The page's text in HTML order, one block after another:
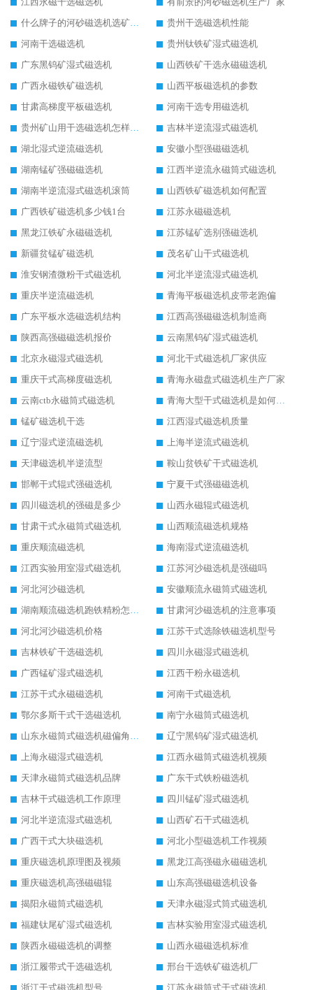
什么牌子的河砂磁选机选矿效果好
贵州干选磁选机性能
河南干选磁选机
贵州钛铁矿湿式磁选机
广东黑钨矿湿式磁选机
山西铁矿干选永磁磁选机
广西永磁铁矿磁选机
山西平板磁选机的参数
甘肃高梯度平板磁选机
河南干选专用磁选机
贵州矿山用干选磁选机怎样调磁
吉林半逆流湿式磁选机
湖北湿式逆流磁选机
安徽小型强磁磁选机
湖南锰矿强磁磁选机
江西半逆流永磁筒式磁选机
湖南半逆流湿式磁选机滚筒
山西铁矿磁选机如何配置
广西铁矿磁选机多少钱1台
江苏永磁磁选机
黑龙江铁矿永磁磁选机
江苏锰矿选别强磁选机
新疆贫锰矿磁选机
茂名矿山干式磁选机
淮安钢渣微粉干式磁选机
河北半逆流湿式磁选机
重庆半逆流磁选机
青海平板磁选机皮带老跑偏
广东平板水选磁选机结构
江西高强磁磁选机制造商
陕西高强磁磁选机报价
云南黑钨矿湿式磁选机
北京永磁湿式磁选机
河北干式磁选机厂家供应
重庆干式高梯度磁选机
青海永磁盘式磁选机生产厂家
云南ctb永磁筒式磁选机
青海大型干式磁选机是如何选矿的
锰矿磁选机干选
江西湿式磁选机质量
辽宁湿式逆流磁选机
上海半逆流式磁选机
天津磁选机半逆流型
鞍山贫铁矿干式磁选机
邯郸干式辊式强磁选机
宁夏干式强磁磁选机
四川磁选机的强磁是多少
山西永磁辊式磁选机
甘肃干式永磁筒式磁选机
山西顺流磁选机规格
重庆顺流磁选机
海南湿式逆流磁选机
江西实验用室湿式磁选机
江苏河沙磁选机是强磁吗
河北河沙磁选机
安徽顺流永磁筒式磁选机
湖南顺流磁选机跑铁精粉怎么处理
甘肃河沙磁选机的注意事项
河北河沙磁选机价格
江苏干式选除铁磁选机型号
吉林铁矿干选磁选机
四川永磁湿式磁选机
广西锰矿湿式磁选机
江西干粉永磁选机
江苏干式永磁磁选机
河南干式磁选机
鄂尔多斯干式干选磁选机
南宁永磁筒式磁选机
山东永磁筒式磁选机磁偏角怎么调整
辽宁黑钨矿湿式磁选机
上海永磁湿式磁选机
江西永磁筒式磁选机视频
天津永磁筒式磁选机品牌
广东干式铁粉磁选机
吉林干式磁选机工作原理
四川锰矿湿式磁选机
河北半逆流湿式磁选机
山西矿石干式磁选机
广西干式大块磁选机
河北小型磁选机工作视频
重庆磁选机原理图及视频
黑龙江高强磁永磁磁选机
重庆磁选机高强磁磁辊
山东高强磁磁选机设备
揭阳永磁筒式磁选机
天津永磁湿式筒式磁选机
福建钛尾矿湿式磁选机
吉林实验用室湿式磁选机
陕西永磁磁选机的调整
山西永磁磁选机标准
浙江履带式干选磁选机
邢台干选铁矿磁选机厂
浙江干式磁选机型号
江苏永磁筒式干式磁选机